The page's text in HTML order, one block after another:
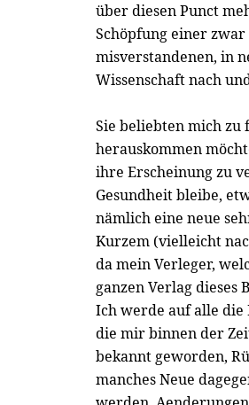
über diesen Punct
Schöpfung einer
misverstandenen, in
Wissenschaft nach
Sie beliebten mich
herauskommen
ihre Erscheinung zu
Gesundheit bleibe,
nämlich eine neue
Kurzem (vielleicht
da mein Verleger,
ganzen Verlag dieses
Ich werde auf alle die
die mir binnen der
bekannt geworden,
manches Neue